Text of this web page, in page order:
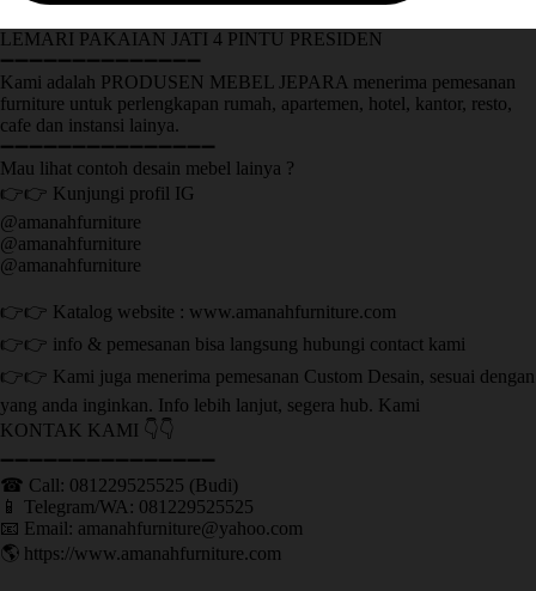
LEMARI PAKAIAN JATI 4 PINTU PRESIDEN
➖➖➖➖➖➖➖➖➖➖➖➖➖➖
Kami adalah PRODUSEN MEBEL JEPARA menerima pemesanan
furniture untuk perlengkapan rumah, apartemen, hotel, kantor, resto,
cafe dan instansi lainya.
➖➖➖➖➖➖➖➖➖➖➖➖➖➖➖
Mau lihat contoh desain mebel lainya ?
👉👉 Kunjungi profil IG
@amanahfurniture
@amanahfurniture
@amanahfurniture
👉👉 Katalog website : www.amanahfurniture.com
👉👉 info & pemesanan bisa langsung hubungi contact kami
👉👉 Kami juga menerima pemesanan Custom Desain, sesuai dengan
yang anda inginkan. Info lebih lanjut, segera hub. Kami
KONTAK KAMI 👇👇
➖➖➖➖➖➖➖➖➖➖➖➖➖➖➖ ㅤ
☎ Call: 081229525525 (Budi)
📱 Telegram/WA: 081229525525
📧 Email: amanahfurniture@yahoo.com
🌎 https://www.amanahfurniture.com